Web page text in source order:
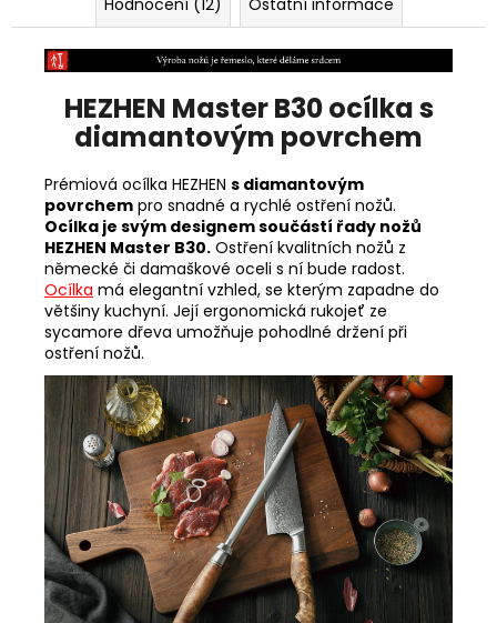
Hodnocení (12)
Ostatní informace
HEZHEN Master B30 ocílka s
diamantovým povrchem
Prémiová ocílka HEZHEN s diamantovým
povrchem pro snadné a rychlé ostření nožů.
Ocílka je svým designem součástí řady nožů
HEZHEN Master B30. Ostření kvalitních nožů z
německé či damaškové oceli s ní bude radost.
Ocílka má elegantní vzhled, se kterým zapadne do
většiny kuchyní. Její ergonomická rukojeť ze
sycamore dřeva umožňuje pohodlné držení při
ostření nožů.